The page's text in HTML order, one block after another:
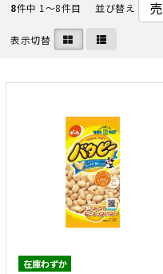
8件中 1〜8件目 並び替え
表示切替
在庫わずか